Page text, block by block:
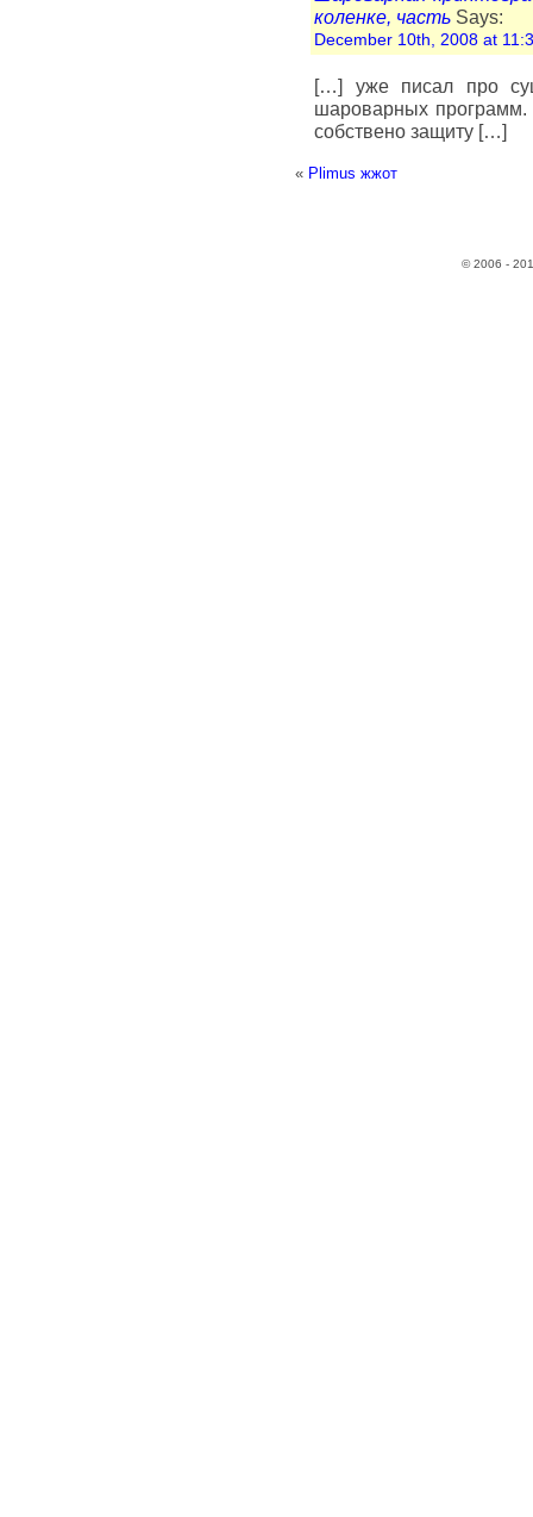
коленке, часть Says:
December 10th, 2008 at
[…] уже писал про
шароварных программ.
собствено защиту […]
« Plimus жжот
© 2006 -